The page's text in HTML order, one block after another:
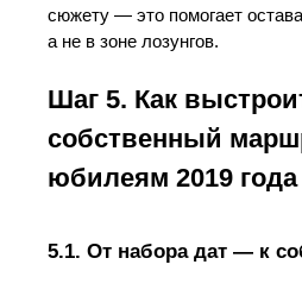
сюжету — это помогает
а не в зоне лозунгов.
Шаг 5. Как
собственный
юбилеям 2019 года
5.1. От набора дат — к